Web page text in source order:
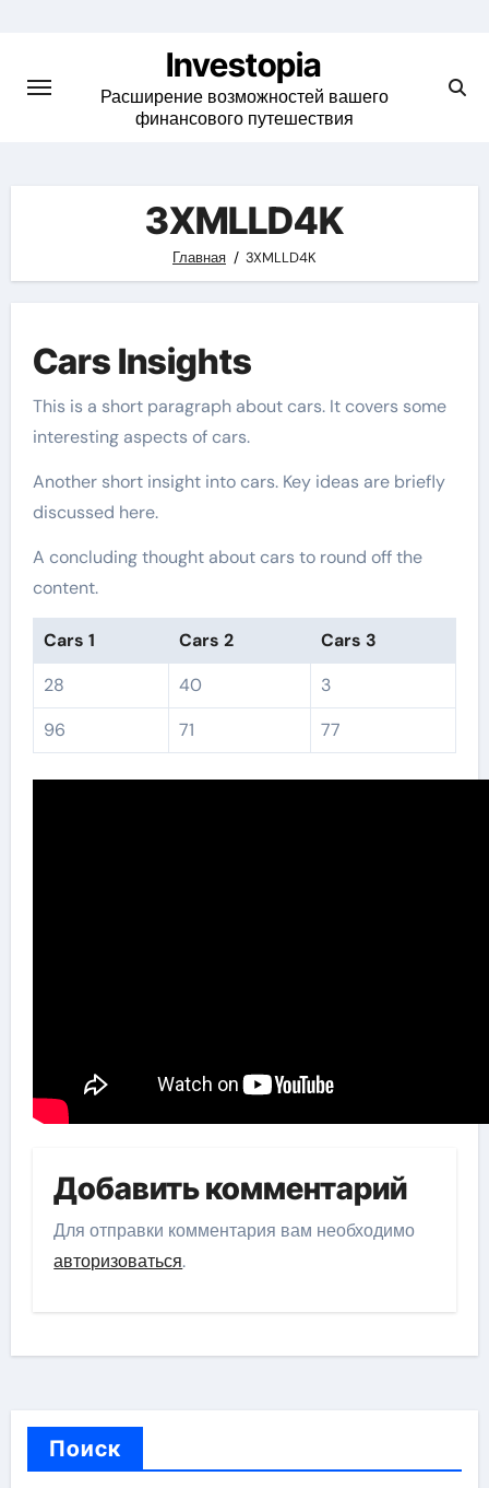
content
Investopia
Расширение возможностей вашего
финансового путешествия
3XMLLD4K
Главная 3XMLLD4K
Cars Insights
This is a short paragraph about cars. It covers some
interesting aspects of cars.
Another short insight into cars. Key ideas are briefly
discussed here.
A concluding thought about cars to round off the
content.
Cars 1 Cars 2
Cars 3
28
40
3
96
71 77
Добавить комментарий
Для отправки комментария вам необходимо
авторизоваться.
Поиск